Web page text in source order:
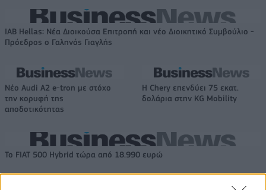
IAB Hellas: Νέα Διοικούσα Επιτροπή και νέο Διοικητικό Συμβούλιο -
Πρόεδρος ο Γαληνός Γιαγλής
Νέο Audi A2 e-tron με στόχο
την κορυφή της
αποδοτικότητας
Η Chery επενδύει 75 εκατ.
δολάρια στην KG Mobility
Το FIAT 500 Hybrid τώρα από 18.990 ευρώ